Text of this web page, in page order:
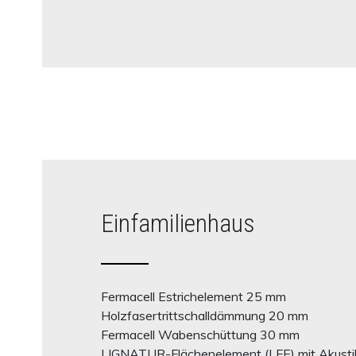
Einfamilienhaus
Fermacell Estrichelement 25 mm
Holzfasertrittschalldämmung 20 mm
Fermacell Wabenschüttung 30 mm